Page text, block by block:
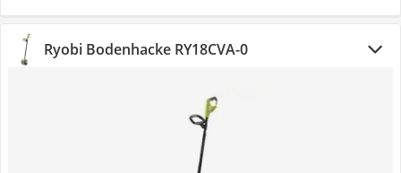
Ryobi Bodenhacke RY18CVA-0